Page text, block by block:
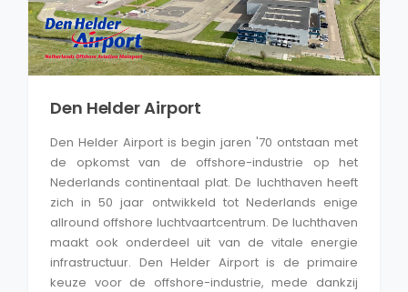
Den Helder Airport
Den Helder Airport is begin jaren '70 ontstaan met
de opkomst van de offshore-industrie op het
Nederlands continentaal plat. De luchthaven heeft
zich in 50 jaar ontwikkeld tot Nederlands enige
allround offshore luchtvaartcentrum. De luchthaven
maakt ook onderdeel uit van de vitale energie
infrastructuur. Den Helder Airport is de primaire
keuze voor de offshore-industrie, mede dankzij